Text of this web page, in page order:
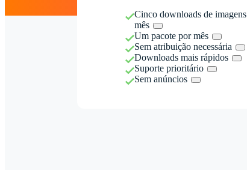
Cinco downloads de
mês
Um pacote por mês
Sem atribuição necessária
Downloads mais rápidos
Suporte prioritário
Sem anúncios